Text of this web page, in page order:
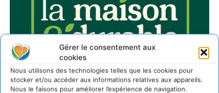
Gérer le consentement aux
cookies
Nous utilisons des technologies telles que les cookies pour
stocker et/ou accéder aux informations relatives aux appareils.
Nous le faisons pour améliorer l’expérience de navigation.